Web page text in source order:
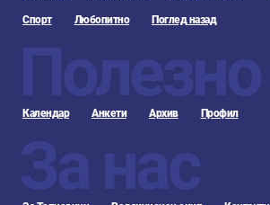
Спорт Любопитно Поглед назад
Полезно
Календар Анкети Архив Профил
За нас